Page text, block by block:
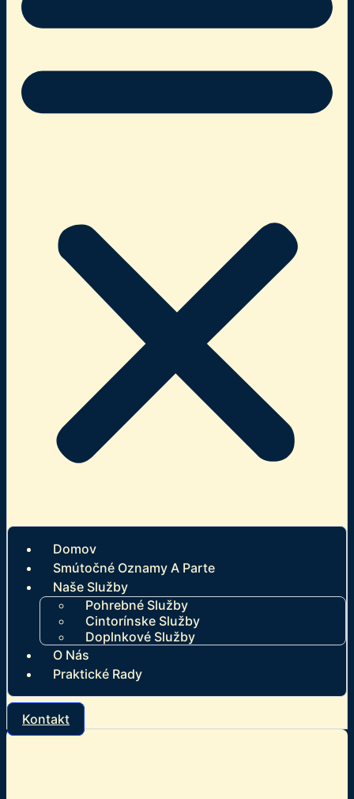
Domov
Smútočné Oznamy A Parte
Naše Služby
Pohrebné Služby
Cintorínske Služby
Doplnkové Služby
O Nás
Praktické Rady
Kontakt